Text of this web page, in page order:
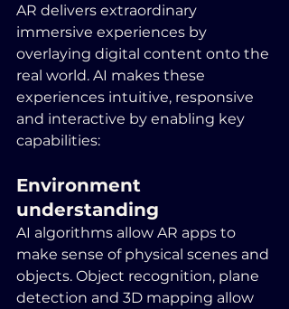
AR delivers extraordinary
immersive experiences by
overlaying digital content onto the
real world. AI makes these
experiences intuitive, responsive
and interactive by enabling key
capabilities:
Environment
understanding
AI algorithms allow AR apps to
make sense of physical scenes and
objects. Object recognition, plane
detection and 3D mapping allow